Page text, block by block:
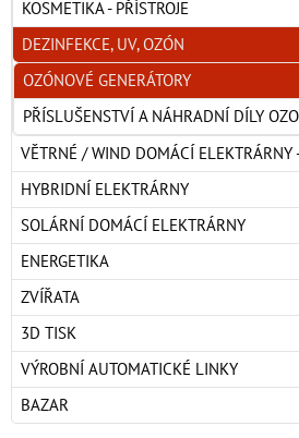
KOSMETIKA - PŘÍSTROJE
DEZINFEKCE, UV, OZÓN
OZÓNOVÉ GENERÁTORY
PŘÍSLUŠENSTVÍ A NÁHRADNÍ DÍLY
VĚTRNÉ / WIND DOMÁCÍ ELEKTRÁRNY
HYBRIDNÍ ELEKTRÁRNY
SOLÁRNÍ DOMÁCÍ ELEKTRÁRNY
ENERGETIKA
ZVÍŘATA
3D TISK
VÝROBNÍ AUTOMATICKÉ LINKY
BAZAR